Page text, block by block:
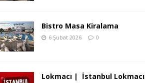
Bistro Masa Kiralama
6 Şubat 2026 0
Lokmacı | İstanbul Lokmacı